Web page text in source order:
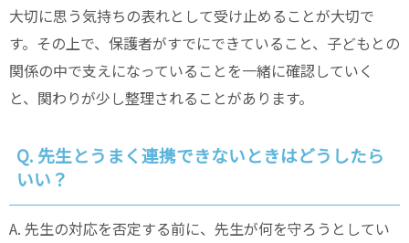
大切に思う気持ちの表れとして受け止めることが大切で
す。その上で、保護者がすでにできていること、子どもとの
関係の中で支えになっていることを一緒に確認していく
と、関わりが少し整理されることがあります。
Q. 先生とうまく連携できないときはどうしたら
いい？
A. 先生の対応を否定する前に、先生が何を守ろうとしてい